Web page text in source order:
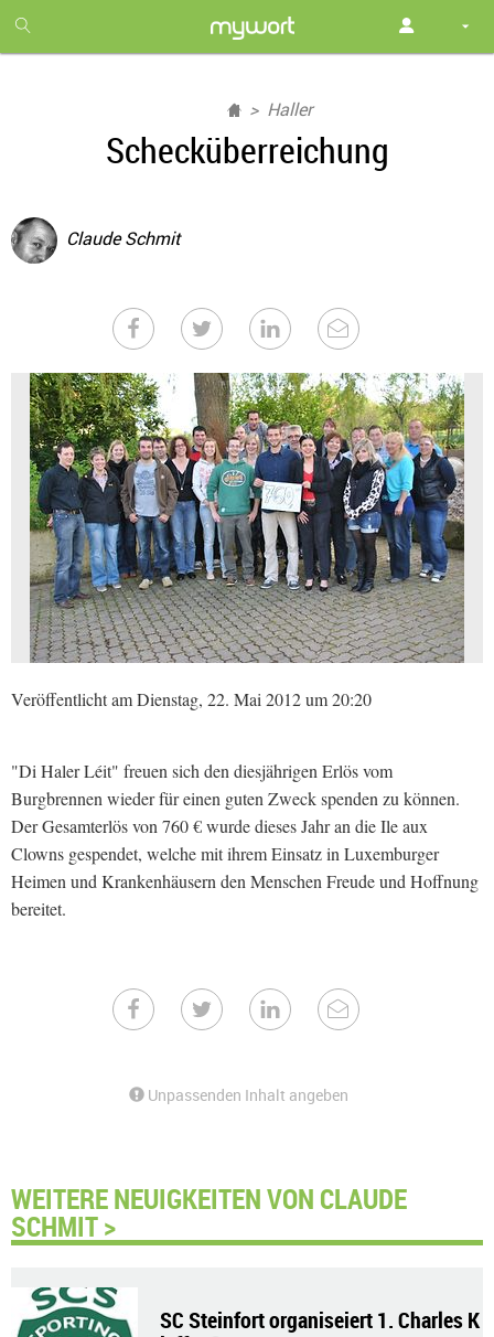
month
free
Haller
Schecküberreichung
Claude Schmit
Veröffentlicht am Dienstag, 22. Mai 2012 um 20:20
"Di Haler Léit" freuen sich den diesjährigen Erlös vom
Burgbrennen wieder für einen guten Zweck spenden zu können.
Der Gesamterlös von 760 € wurde dieses Jahr an die Ile aux
Clowns gespendet, welche mit ihrem Einsatz in Luxemburger
Heimen und Krankenhäusern den Menschen Freude und Hoffnung
bereitet.
Unpassenden Inhalt angeben
WEITERE NEUIGKEITEN VON CLAUDE
SCHMIT >
SC Steinfort organiseiert 1. Charles K